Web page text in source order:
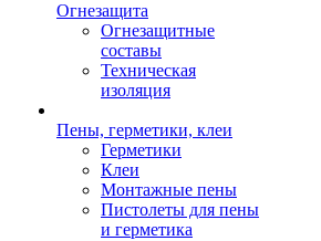
Огнезащита
Огнезащитные
составы
Техническая
изоляция
Пены, герметики, клеи
Герметики
Клеи
Монтажные пены
Пистолеты для пены
и герметика